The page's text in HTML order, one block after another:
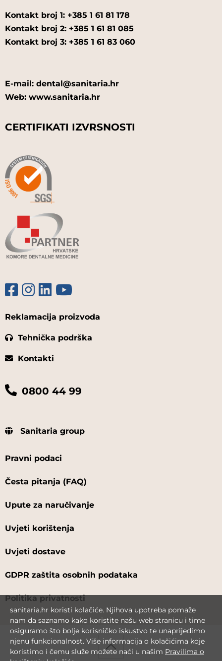
Kontakt broj 1: +385 1 61 81 178
Kontakt broj 2: +385 1 61 81 085
Kontakt broj 3: +385 1 61 83 060
E-mail: dental@sanitaria.hr
Web: www.sanitaria.hr
CERTIFIKATI IZVRSNOSTI
Reklamacija proizvoda
Tehnička podrška
Kontakti
0800 44 99
Sanitaria group
Pravni podaci
Česta pitanja (FAQ)
Upute za naručivanje
Uvjeti korištenja
Uvjeti dostave
GDPR zaštita osobnih podataka
Politika privatnosti
sanitaria.hr koristi kolačiće. Njihova upotreba pomaže
nam da saznamo kako koristite našu web stranicu i time
osiguramo što bolje korisničko iskustvo te unaprijedimo
njenu funkcionalnost. Više informacija o kolačićima koje
koristimo i čemu služe možete naći u našim Pravilima o